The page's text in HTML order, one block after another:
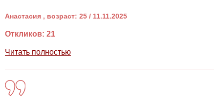
Анастасия , возраст: 25 / 11.11.2025
Откликов: 21
Читать полностью